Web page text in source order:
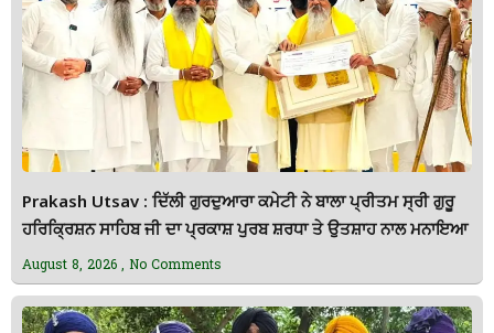
Prakash Utsav : ਦਿੱਲੀ ਗੁਰਦੁਆਰਾ ਕਮੇਟੀ ਨੇ ਬਾਲਾ ਪ੍ਰੀਤਮ ਸ੍ਰੀ ਗੁਰੂ
ਹਰਿਕ੍ਰਿਸ਼ਨ ਸਾਹਿਬ ਜੀ ਦਾ ਪ੍ਰਕਾਸ਼ ਪੁਰਬ ਸ਼ਰਧਾ ਤੇ ਉਤਸ਼ਾਹ ਨਾਲ ਮਨਾਇਆ
August 8, 2026 No Comments